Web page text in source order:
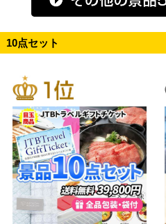
10点セット